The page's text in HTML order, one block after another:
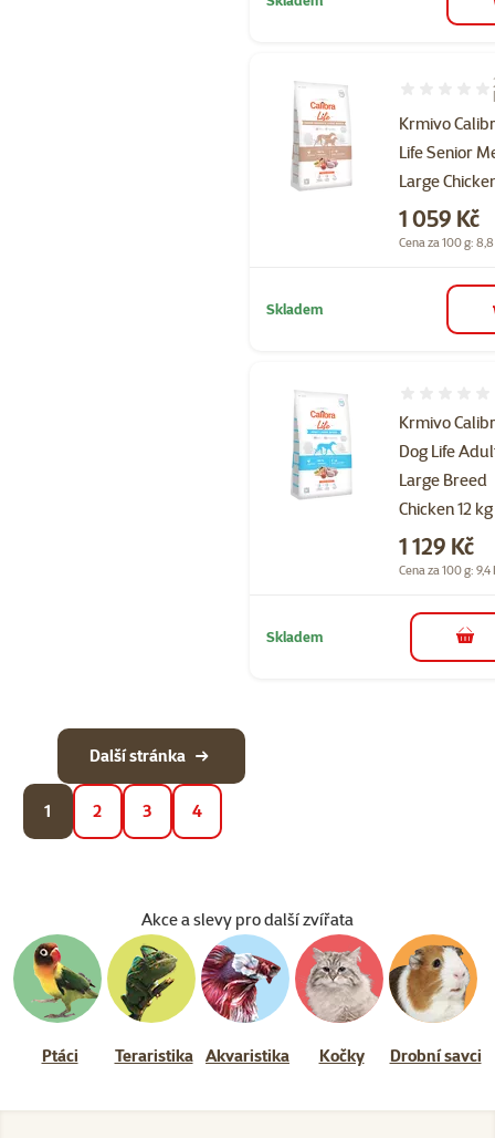
Krmivo
Life Senior
Large
Hodnocení
Cena
1 059 Kč
Cena za 100 g:
Skladem
Krmivo
Dog Life
Large Breed
Chicken 12 kg
Cena
1 129 Kč
Cena za 100 g: 9,4
Skladem do
1 2 3 4
Další stránka
Akce a slevy pro další zvířata
Ptáci Teraristika Akvaristika Kočky Drobní savci